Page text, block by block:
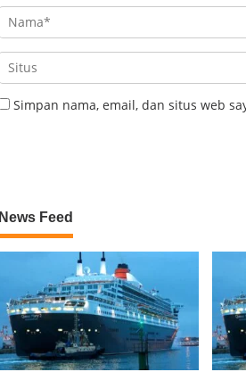
Simpan nama, email, dan situs web
News Feed